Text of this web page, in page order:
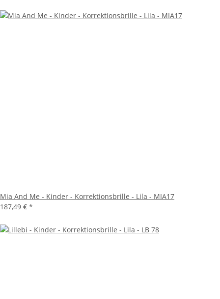
Mia And Me - Kinder - Korrektionsbrille - Lila - MIA17
187,49 € *